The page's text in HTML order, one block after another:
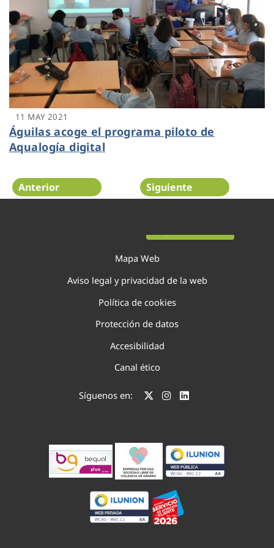
11 MAY 2021
Águilas acoge el programa piloto de
Aqualogía digital
Anterior Siguiente
Mapa Web
Aviso legal y privacidad de la web
Política de cookies
Protección de datos
Accesibilidad
Canal ético
Síguenos en: